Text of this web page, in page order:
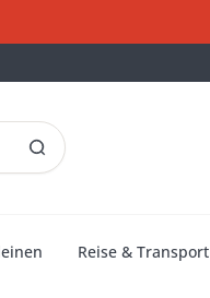
Reise & Transport